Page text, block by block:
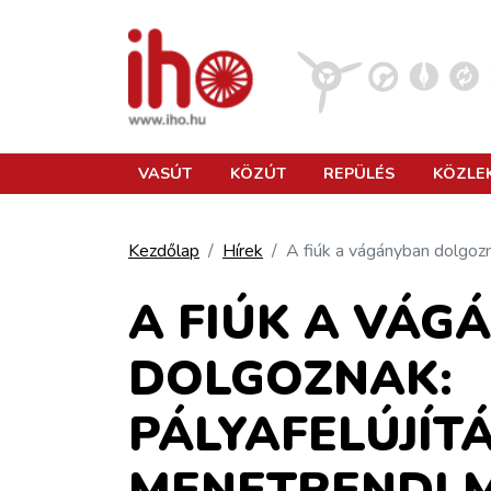
KÖZLEKEDÉSFEJLESZTÉS
ELLÁTÁSI LÁNC
VASÚT KÖZÚT REPÜLÉS
Kezdőlap Hírek A fiúk a vágányban
A FIÚK A
DOLGOZNAK: